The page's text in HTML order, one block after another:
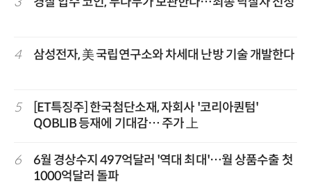
4 삼성전자, 美 국립연구소와 차세대 난방 기술 개발한다
5
[ET특징주] 한국첨단소재, 자회사 '코리아퀀텀'
QOBLIB 등재에 기대감… 주가 上
6
6월 경상수지 497억달러 '역대 최대'…월 상품수출 첫
1000억달러 돌파